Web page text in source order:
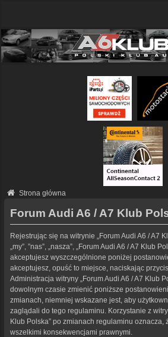
Strona główna
Forum Audi A6 / A7 Klub
Rejestrując się na witrynie „Forum Audi A6 / A7
„my”, ”nas”, „nasza”, „Forum Audi A6 / A7 Klub
akceptujesz wyszczególnione poniżej
akceptujesz, opuść to miejsce, naciskając
Administracja witryny „Forum Audi A6 / A7 Klub
dowolnym czasie zmienić poniższe
zmianach, niemniej wskazane jest, aby
zaglądali do tego regulaminu. Korzystanie z
Klub Polska” po zmianach regulaminu oznacza,
wszelkimi konsekwencjami prawnymi.